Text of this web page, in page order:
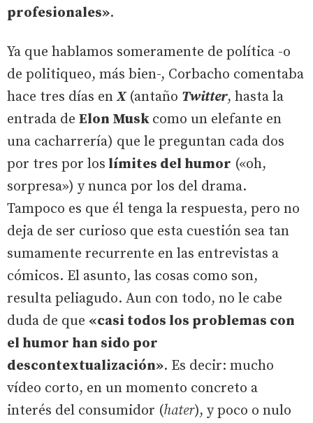
profesionales».
Ya que hablamos someramente de política -o
de politiqueo, más bien-, Corbacho comentaba
hace tres días enX (antaño Twitter, hasta la
entrada de Elon Musk como un elefante en
una cacharrería) que le preguntan cada dos
por tres por los límites del humor («oh,
sorpresa») y nunca por los del drama.
Tampoco es que él tenga la respuesta, pero no
deja de ser curioso que esta cuestión sea tan
sumamente recurrente en las entrevistas a
cómicos. El asunto, las cosas como son,
resulta peliagudo. Aun con todo, no le cabe
duda de que «casi todos los problemas con
el humor han sido por
descontextualización». Es decir: mucho
vídeo corto, en un momento concreto a
interés del consumidor (hater), y poco o nulo